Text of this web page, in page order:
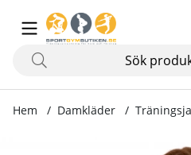
Hem Damkläder
Produktbilder Rachel Puffer